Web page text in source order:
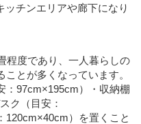
ッチンエリアや廊下になり
程度であり、一人暮らしの
とが多くなっています。
：97cm×195cm）・収納棚
ク（目安：
120cm×40cm）を置くこと